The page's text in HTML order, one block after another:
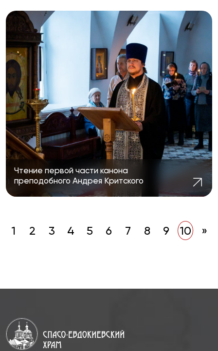
Чтение первой части канона
преподобного Андрея Критского
1 2 3 4 5 6 7 8 9 10 »